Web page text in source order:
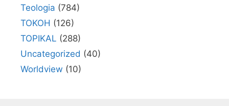
Teologia (784)
TOKOH (126)
TOPIKAL (288)
Uncategorized (40)
Worldview (10)